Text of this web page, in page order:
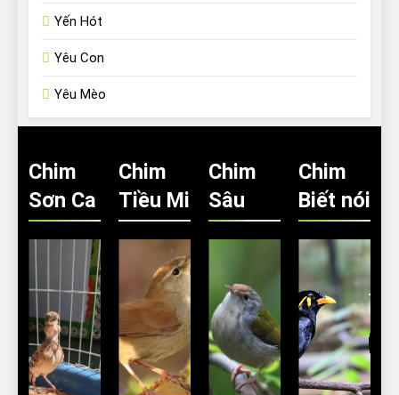
Yến Hót
Yêu Con
Yêu Mèo
Chim
Sơn Ca
Chim
Tiều Mi
Chim
Sâu
Chim
Biết nói